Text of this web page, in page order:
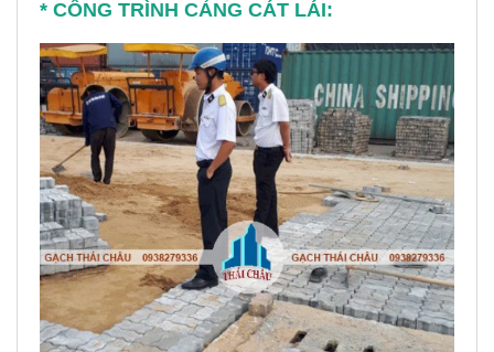
* CÔNG TRÌNH CẢNG CÁT LÁI: